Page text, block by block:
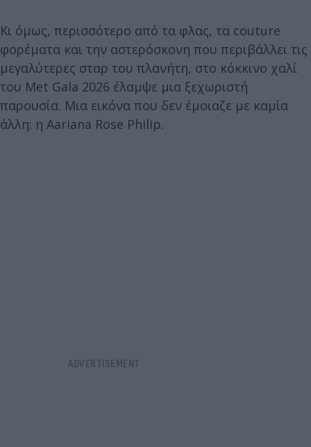
Κι όμως, περισσότερο από τα φλας, τα couture
φορέματα και την αστερόσκονη που περιβάλλει τις
μεγαλύτερες σταρ του πλανήτη, στο κόκκινο χαλί
του Met Gala 2026 έλαμψε μια ξεχωριστή
παρουσία. Μια εικόνα που δεν έμοιαζε με καμία
άλλη: η Aariana Rose Philip.